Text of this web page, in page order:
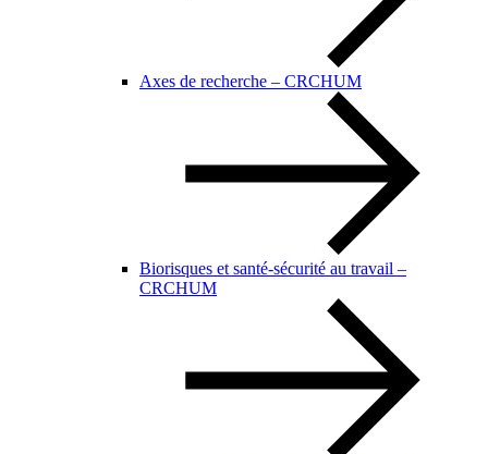
Axes de recherche – CRCHUM
Biorisques et santé-sécurité au travail –
CRCHUM